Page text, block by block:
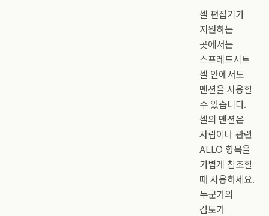
셀 편집기가
지원하는
곳에서는
스프레드시트
셀 안에서도
멘션을 사용할
수 있습니다.
셀의 멘션은
사람이나 관련
ALLO 항목을
가볍게 참조할
때 사용하세요.
누군가의
검토가